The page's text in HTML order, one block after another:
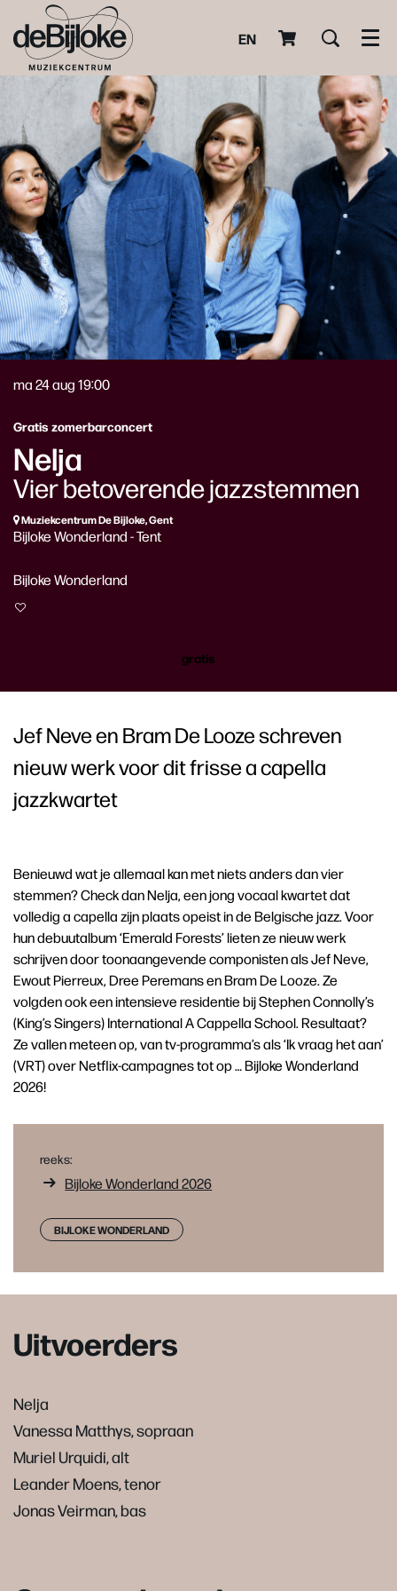
EN
Nelja
Vier betoverende jazzstemmen
Gratis zomerbarconcert
ma 24 aug19:00
Muziekcentrum De Bijloke, Gent
Bijloke Wonderland - Tent
Bijloke Wonderland
gratis
Jef Neve en Bram De Looze schreven
nieuw werk voor dit frisse a capella
jazzkwartet
Benieuwd wat je allemaal kan met niets anders dan vier
stemmen? Check dan Nelja, een jong vocaal kwartet dat
volledig a capella zijn plaats opeist in de Belgische jazz. Voor
hun debuutalbum ‘Emerald Forests’ lieten ze nieuw werk
schrijven door toonaangevende componisten als Jef Neve,
Ewout Pierreux, Dree Peremans en Bram De Looze. Ze
volgden ook een intensieve residentie bij Stephen Connolly’s
(King’s Singers) International A Cappella School. Resultaat?
Ze vallen meteen op, van tv-programma’s als ‘Ik vraag het aan’
(VRT) over Netflix-campagnes tot op … Bijloke Wonderland
2026!
reeks:
Bijloke Wonderland 2026
BIJLOKE WONDERLAND
Uitvoerders
Nelja
Vanessa Matthys, sopraan
Muriel Urquidi, alt
Leander Moens, tenor
Jonas Veirman, bas